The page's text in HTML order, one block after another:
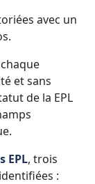
avec un
et sans
de la EPL
EPL, trois
: